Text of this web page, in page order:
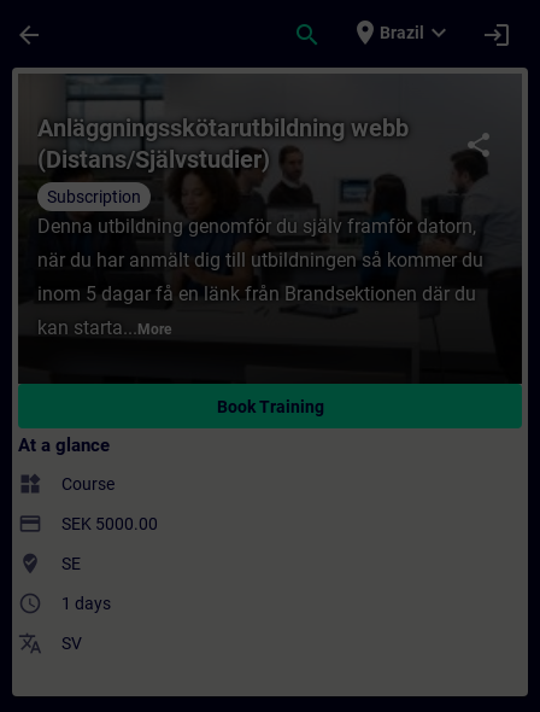
arrow_back search place Brazil expand_more login
Course - Anläggningsskötarutbildning
share
Anläggningsskötarutbildning webb
(Distans/Självstudier)
Subscription
Denna utbildning genomför du själv framför datorn,
när du har anmält dig till utbildningen så kommer du
inom 5 dagar få en länk från Brandsektionen där du
kan starta... More
Book Training
At a glance
widgets Course
payment SEK 5000.00
where_to_vote SE
access_time 1 days
translate SV